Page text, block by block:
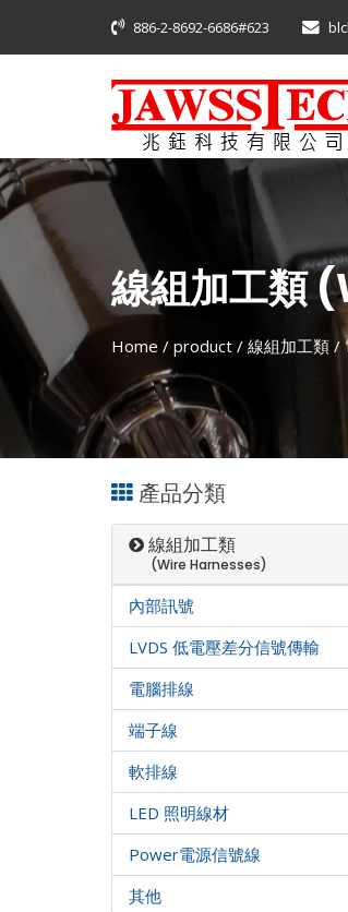
886-2-8692-6686#623
線組加工類
Home / product / 線組加工類 /
產品分類
線組加工類
(Wire Harnesses)
內部訊號
LVDS 低電壓差分信號傳輸
電腦排線
端子線
軟排線
LED 照明線材
Power電源信號線
其他